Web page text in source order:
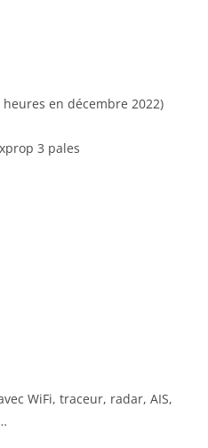
heures en décembre 2022)
3 pales
WiFi, traceur, radar, AIS,